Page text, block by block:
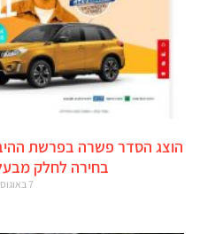
בחירה לחלק
7 באוגוסט 2026